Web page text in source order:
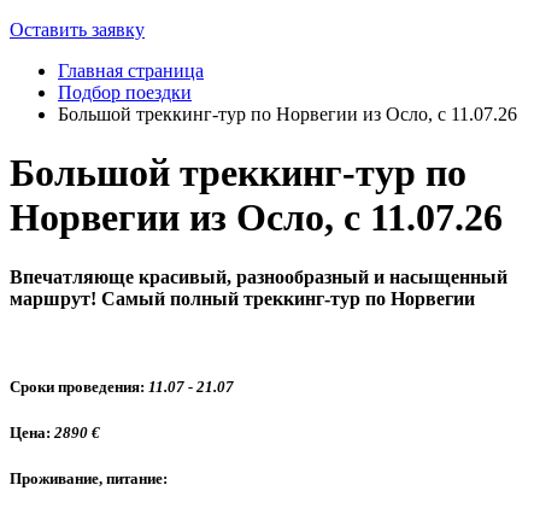
Оставить заявку
Главная страница
Подбор поездки
Большой треккинг-тур по Норвегии из Осло, с 11.07.26
Большой треккинг-тур по
Норвегии из Осло, с 11.07.26
Впечатляюще красивый, разнообразный и насыщенный
маршрут! Самый полный треккинг-тур по Норвегии
Сроки проведения: 11.07 - 21.07
Цена: 2890 €
Проживание, питание: